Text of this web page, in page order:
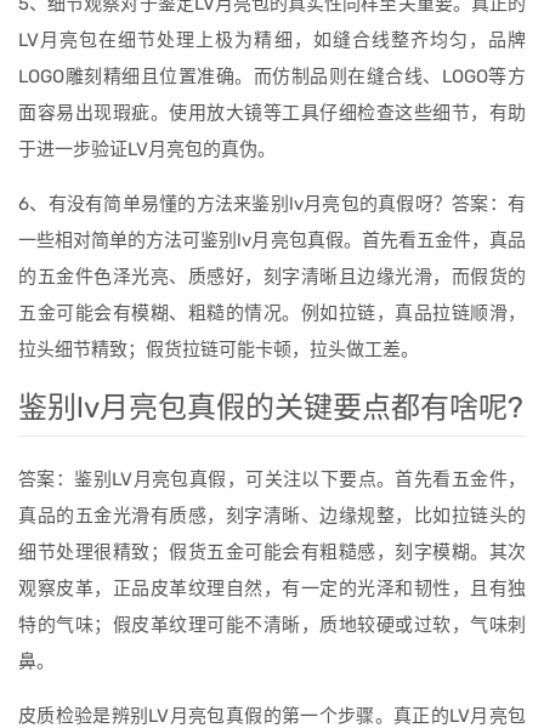
LV月亮包在细节处理上极为精细，如缝合线整齐均匀，品牌
LOGO雕刻精细且位置准确。而仿制品则在缝合线、LOGO等方
面容易出现瑕疵。使用放大镜等工具仔细检查这些细节，有助
于进一步验证LV月亮包的真伪。
6、有没有简单易懂的方法来鉴别lv月亮包的真假呀？答案：有
一些相对简单的方法可鉴别lv月亮包真假。首先看五金件，真品
的五金件色泽光亮、质感好，刻字清晰且边缘光滑，而假货的
五金可能会有模糊、粗糙的情况。例如拉链，真品拉链顺滑，
拉头细节精致；假货拉链可能卡顿，拉头做工差。
鉴别lv月亮包真假的关键要点都有啥呢?
答案：鉴别LV月亮包真假，可关注以下要点。首先看五金件，
真品的五金光滑有质感，刻字清晰、边缘规整，比如拉链头的
细节处理很精致；假货五金可能会有粗糙感，刻字模糊。其次
观察皮革，正品皮革纹理自然，有一定的光泽和韧性，且有独
特的气味；假皮革纹理可能不清晰，质地较硬或过软，气味刺
鼻。
皮质检验是辨别LV月亮包真假的第一个步骤。真正的LV月亮包